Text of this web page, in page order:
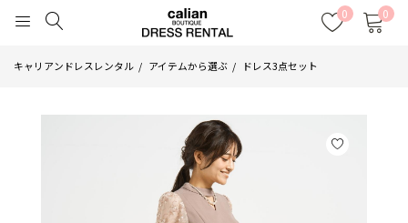
0 0
キャリアンドレスレンタル アイテムから選ぶ ドレス3点セット